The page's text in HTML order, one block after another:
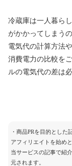
冷蔵庫は一人暮ら
がかかってしまう
電気代の計算方法
消費電力の比較を
ルの電気代の差は必
・商品PRを目的とした
アフィリエイトを始め
当サービスの記事で紹
元されます。